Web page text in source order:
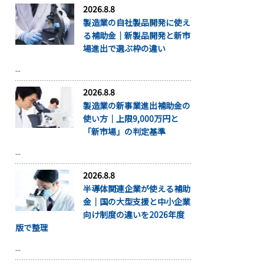
2026.8.8
製造業の自社製品開発に使え
る補助金｜新製品開発と新市
場進出で選ぶ枠の違い
...
2026.8.8
製造業の新事業進出補助金の
使い方｜上限9,000万円と
「新市場」の判定基準
...
2026.8.8
半導体関連企業が使える補助
金｜国の大型支援と中小企業
向け制度の違いを2026年度
版で整理
...